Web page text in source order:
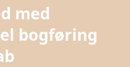
med
bogføring